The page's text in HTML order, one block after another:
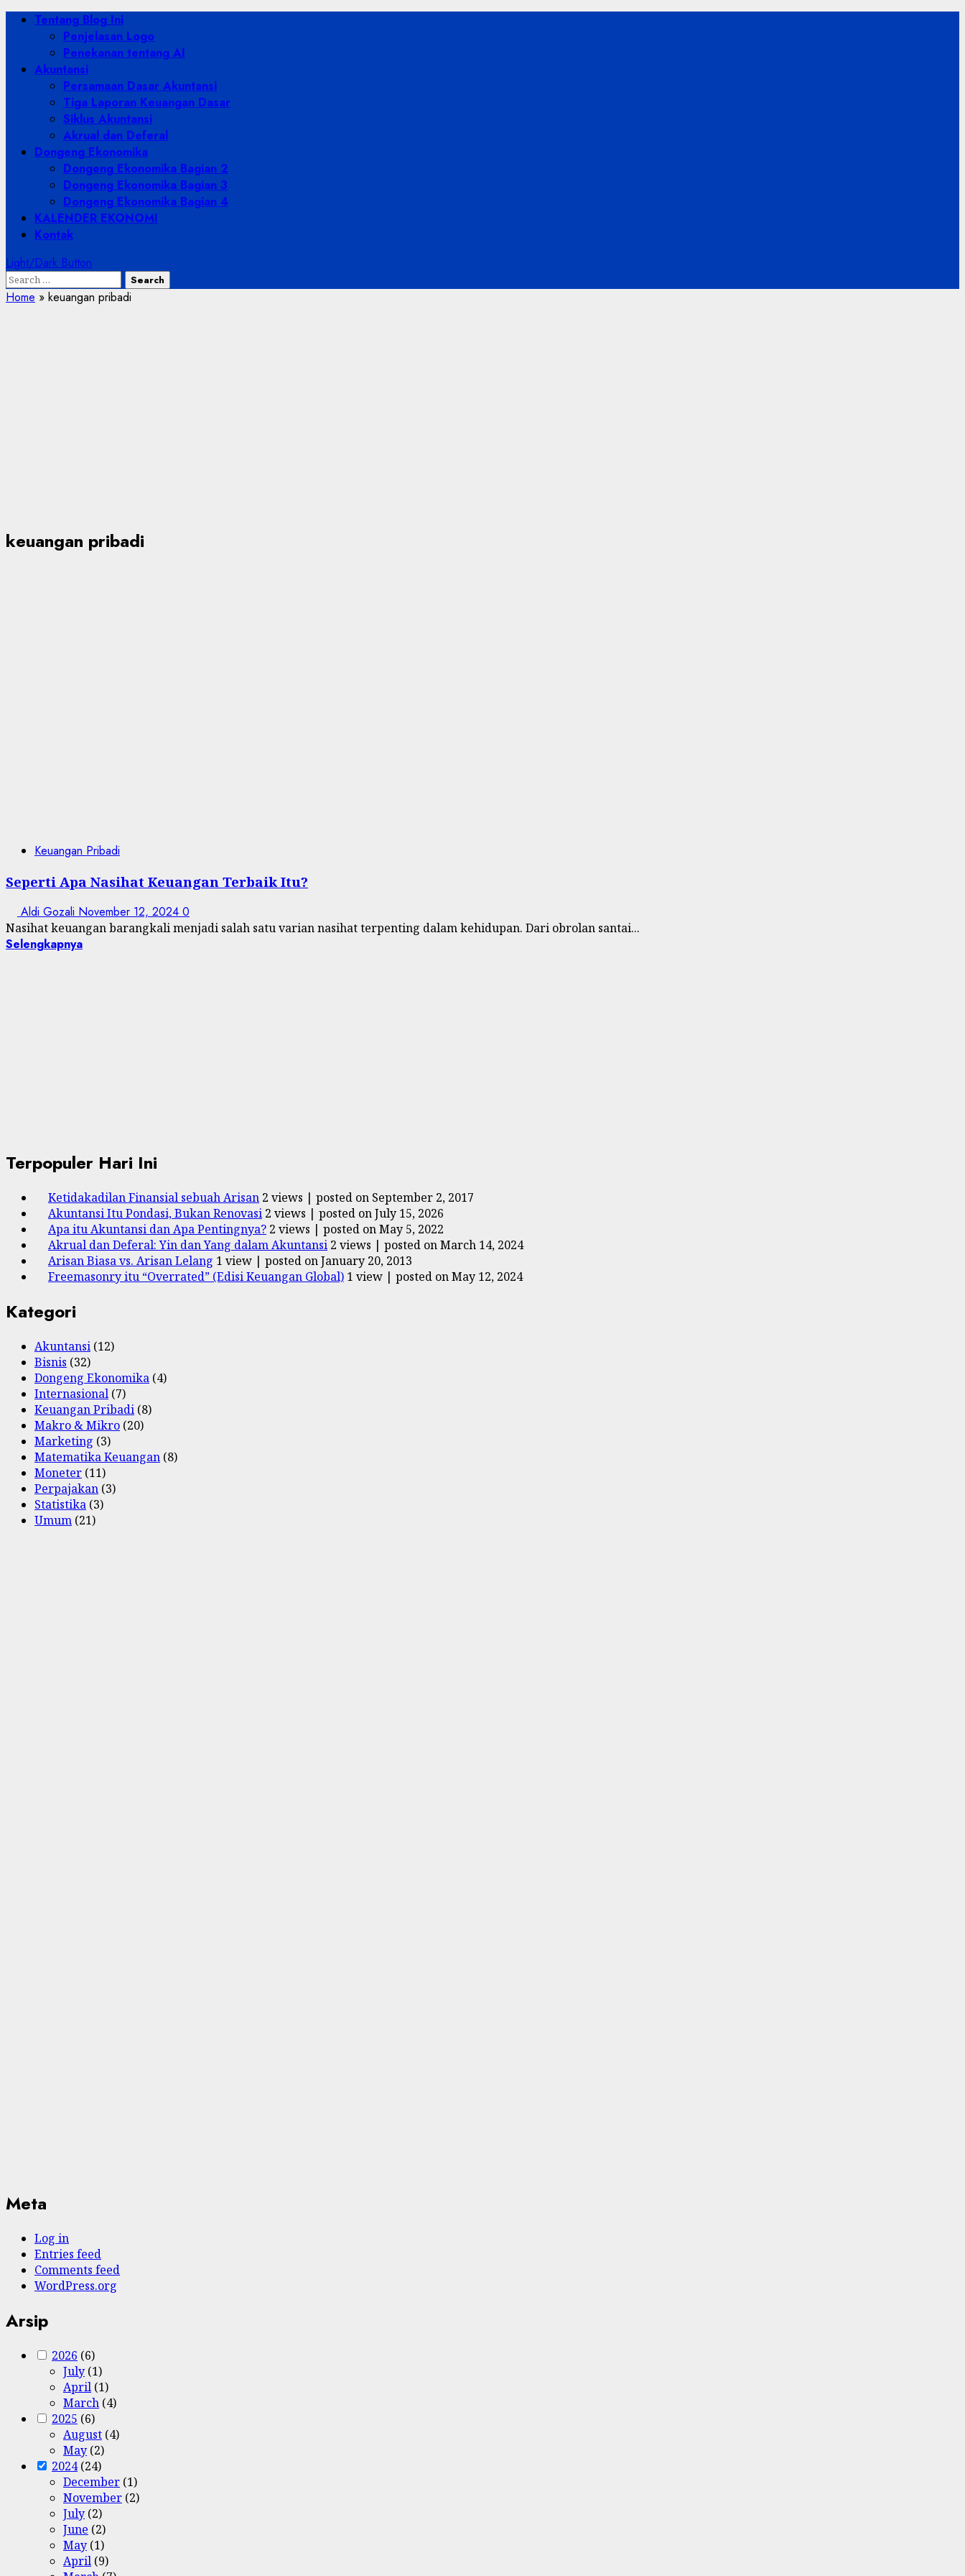
Skip
PrimaryTentang Blog Ini
Penjelasan Logo
Penekanan tentang AI
Akuntansi
Persamaan Dasar Akuntansi
Tiga Laporan Keuangan Dasar
Siklus Akuntansi
Akrual dan Deferal
Dongeng Ekonomika
Dongeng Ekonomika Bagian 2
Dongeng Ekonomika Bagian 3
Dongeng Ekonomika Bagian 4
KALENDER EKONOMI
Kontak
Light/Dark Button
Search
for:
Home » keuangan pribadi
keuangan pribadi
Keuangan Pribadi
Seperti Apa Nasihat Keuangan Terbaik Itu?
Aldi Gozali November 12, 2024 0
Nasihat keuangan barangkali menjadi salah satu varian nasihat terpenting dalam kehidupan. Dari obrolan santai...
Selengkapnya
Terpopuler Hari Ini
Ketidakadilan Finansial sebuah Arisan 2 views | posted on September 2, 2017
Akuntansi Itu Pondasi, Bukan Renovasi 2 views | posted on July 15, 2026
Apa itu Akuntansi dan Apa Pentingnya? 2 views | posted on May 5, 2022
Akrual dan Deferal: Yin dan Yang dalam Akuntansi 2 views | posted on March 14, 2024
Arisan Biasa vs. Arisan Lelang 1 view | posted on January 20, 2013
Freemasonry itu “Overrated” (Edisi Keuangan Global) 1 view | posted on May 12, 2024
Kategori
Akuntansi (12)
Bisnis (32)
Dongeng Ekonomika (4)
Internasional (7)
Keuangan Pribadi (8)
Makro & Mikro (20)
Marketing (3)
Matematika Keuangan (8)
Moneter (11)
Perpajakan (3)
Statistika (3)
Umum (21)
Meta
Log in
Entries feed
Comments feed
WordPress.org
Arsip
2026 (6)
July (1)
April (1)
March (4)
2025 (6)
August (4)
May (2)
2024(24)
December (1)
November (2)
July (2)
June (2)
May (1)
April (9)